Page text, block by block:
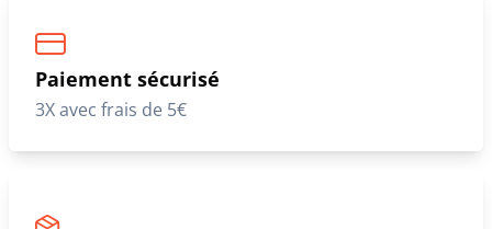
Paiement sécurisé
3X avec frais de 5€